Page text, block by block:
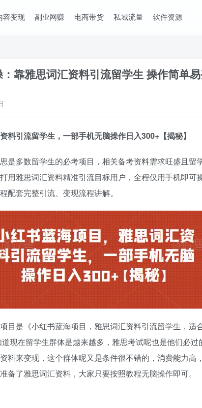
容变现 副业网赚 电商带货 私域流量 软件资源
靠雅思词汇资料引流留学生 操作简单
料引流留学生，一部手机无脑操作日入300+【揭秘】
是多数留学生的必考项目，相关备考资料需求旺盛且留
用雅思词汇资料精准引流目标用户，全程仅用手机即可
配套完整引流、变现流程讲解。
目是《小红书蓝海项目，雅思词汇资料引流留学生，适
现在留学生群体是越来越多，雅思考试呢也是他们必
料来变现，这个群体呢又是条件很不错的，消费能力高
备了雅思词汇资料，大家只要按照教程无脑操作即可。